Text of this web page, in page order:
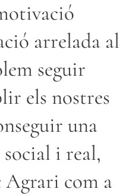
arrelada al
seguir
els nostres
una
i real,
Agrari com a